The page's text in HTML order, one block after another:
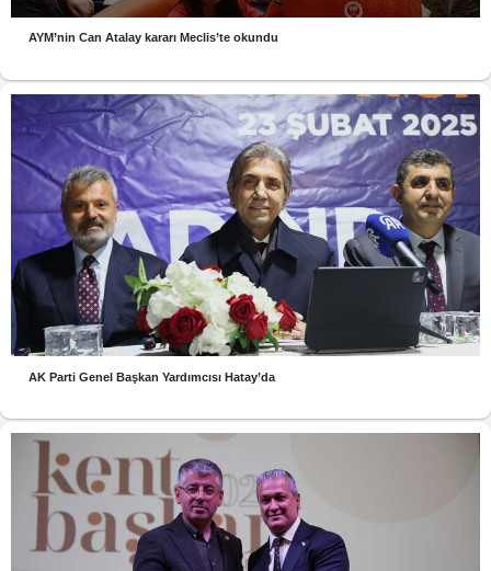
AYM’nin Can Atalay kararı Meclis’te okundu
AK Parti Genel Başkan Yardımcısı Hatay’da